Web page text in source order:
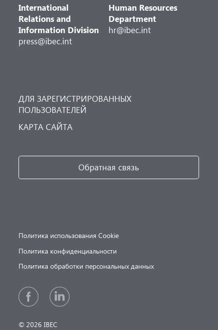
International
Relations and
Information Division
press@ibec.int
Human Resources
Department
hr@ibec.int
ДЛЯ ЗАРЕГИСТРИРОВАННЫХ
ПОЛЬЗОВАТЕЛЕЙ
КАРТА САЙТА
Обратная связь
Политика использования Cookie
Политика конфиденциальности
Политика обработки персональных данных
© 2026 IBEC